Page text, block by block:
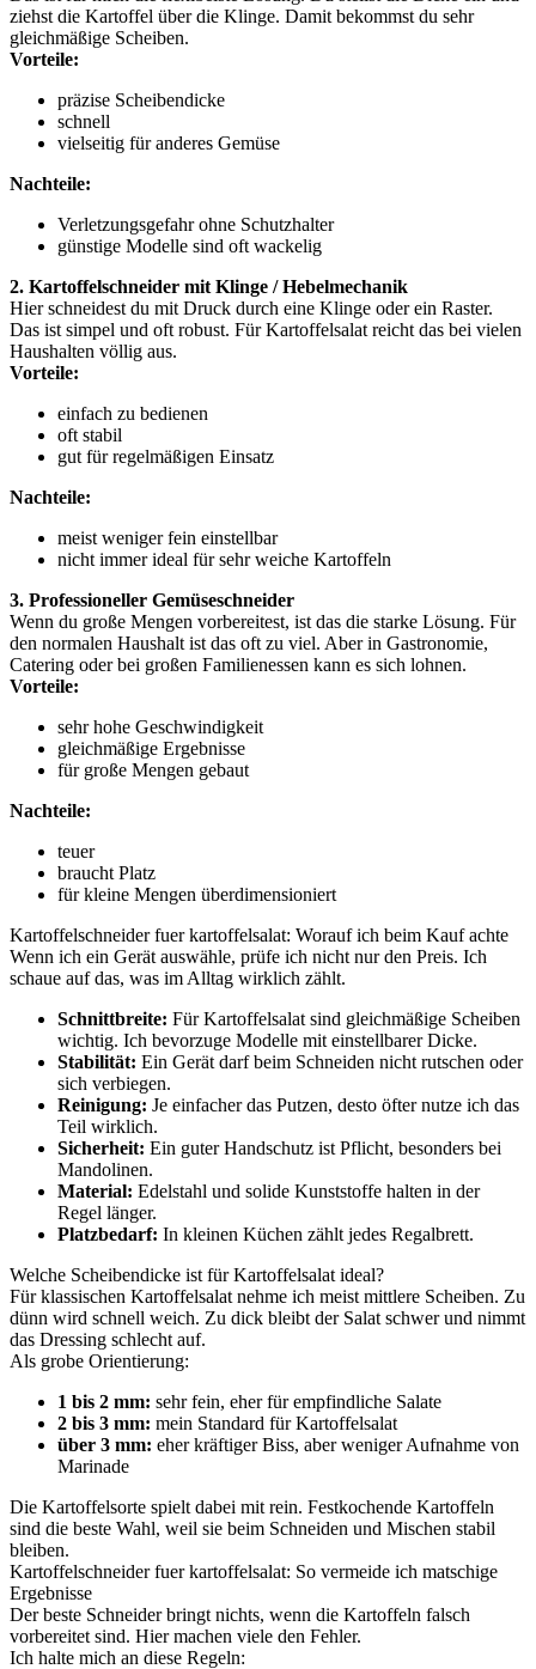
ziehst die Kartoffel über die Klinge. Damit bekommst du sehr
gleichmäßige Scheiben.
Vorteile:
präzise Scheibendicke
schnell
vielseitig für anderes Gemüse
Nachteile:
Verletzungsgefahr ohne Schutzhalter
günstige Modelle sind oft wackelig
2. Kartoffelschneider mit Klinge / Hebelmechanik
Hier schneidest du mit Druck durch eine Klinge oder ein Raster.
Das ist simpel und oft robust. Für Kartoffelsalat reicht das bei vielen
Haushalten völlig aus.
Vorteile:
einfach zu bedienen
oft stabil
gut für regelmäßigen Einsatz
Nachteile:
meist weniger fein einstellbar
nicht immer ideal für sehr weiche Kartoffeln
3. Professioneller Gemüseschneider
Wenn du große Mengen vorbereitest, ist das die starke Lösung. Für
den normalen Haushalt ist das oft zu viel. Aber in Gastronomie,
Catering oder bei großen Familienessen kann es sich lohnen.
Vorteile:
sehr hohe Geschwindigkeit
gleichmäßige Ergebnisse
für große Mengen gebaut
Nachteile:
teuer
braucht Platz
für kleine Mengen überdimensioniert
Kartoffelschneider fuer kartoffelsalat: Worauf ich beim Kauf achte
Wenn ich ein Gerät auswähle, prüfe ich nicht nur den Preis. Ich
schaue auf das, was im Alltag wirklich zählt.
Schnittbreite: Für Kartoffelsalat sind gleichmäßige Scheiben
wichtig. Ich bevorzuge Modelle mit einstellbarer Dicke.
Stabilität: Ein Gerät darf beim Schneiden nicht rutschen oder
sich verbiegen.
Reinigung: Je einfacher das Putzen, desto öfter nutze ich das
Teil wirklich.
Sicherheit: Ein guter Handschutz ist Pflicht, besonders bei
Mandolinen.
Material: Edelstahl und solide Kunststoffe halten in der
Regel länger.
Platzbedarf: In kleinen Küchen zählt jedes Regalbrett.
Welche Scheibendicke ist für Kartoffelsalat ideal?
Für klassischen Kartoffelsalat nehme ich meist mittlere Scheiben. Zu
dünn wird schnell weich. Zu dick bleibt der Salat schwer und nimmt
das Dressing schlecht auf.
Als grobe Orientierung:
1 bis 2 mm: sehr fein, eher für empfindliche Salate
2 bis 3 mm: mein Standard für Kartoffelsalat
über 3 mm: eher kräftiger Biss, aber weniger Aufnahme von
Marinade
Die Kartoffelsorte spielt dabei mit rein. Festkochende Kartoffeln
sind die beste Wahl, weil sie beim Schneiden und Mischen stabil
bleiben.
Kartoffelschneider fuer kartoffelsalat: So vermeide ich matschige
Ergebnisse
Der beste Schneider bringt nichts, wenn die Kartoffeln falsch
vorbereitet sind. Hier machen viele den Fehler.
Ich halte mich an diese Regeln: